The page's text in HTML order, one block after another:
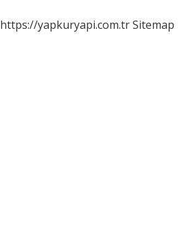
https://yapkuryapi.com.trSitemap